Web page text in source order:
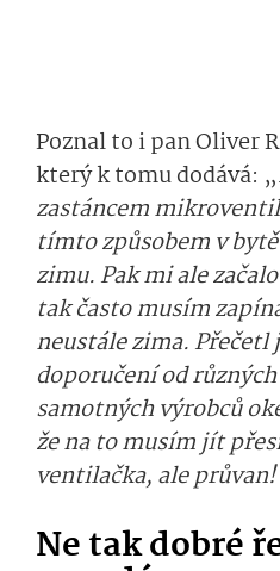
Poznal to i pan Oliver
který k tomu dodává: „
zastáncem
tímto způsobem v
zimu. Pak mi ale
tak často musím
neustále zima. Přečetl
doporučení od
samotných výrobců
že na to musím jít
ventilačka, ale
Ne tak dobré